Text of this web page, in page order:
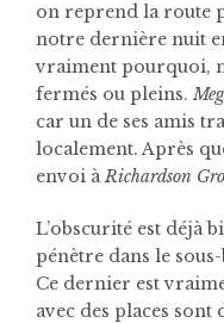
on reprend la route
notre dernière nuit
vraiment pourquoi,
fermés ou pleins.
car un de ses amis
localement. Après
envoi àRichardson
L’obscurité est déjà
pénètre dans le
Ce dernier est
avec des places sont